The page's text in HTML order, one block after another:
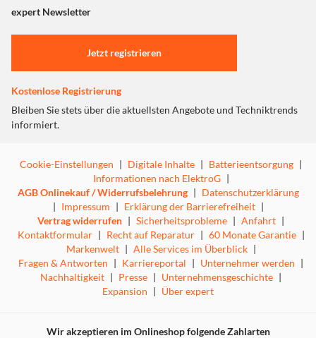
"Marketing".
Einstellungen anpassen
expert Newsletter
Jetzt registrieren
Kostenlose Registrierung
Bleiben Sie stets über die aktuellsten Angebote und Techniktrends
informiert.
Cookie-Einstellungen | Digitale Inhalte | Batterieentsorgung |
Informationen nach ElektroG |
AGB Onlinekauf / Widerrufsbelehrung | Datenschutzerklärung
| Impressum | Erklärung der Barrierefreiheit |
Vertrag widerrufen | Sicherheitsprobleme | Anfahrt |
Kontaktformular | Recht auf Reparatur | 60 Monate Garantie |
Markenwelt | Alle Services im Überblick |
Fragen & Antworten | Karriereportal | Unternehmer werden |
Nachhaltigkeit | Presse | Unternehmensgeschichte |
Expansion | Über expert
Wir akzeptieren im Onlineshop folgende Zahlarten